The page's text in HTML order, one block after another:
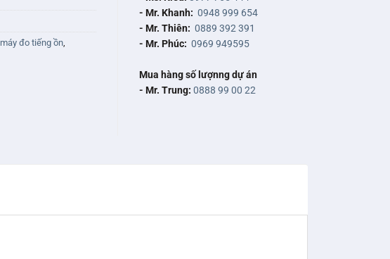
máy đo tiếng ồn,
- Mr. Khanh: 0948 999 654
- Mr. Thiên: 0889 392 391
- Mr. Phúc: 0969 949595
Mua hàng số lượnng dự án
- Mr. Trung: 0888 99 00 22